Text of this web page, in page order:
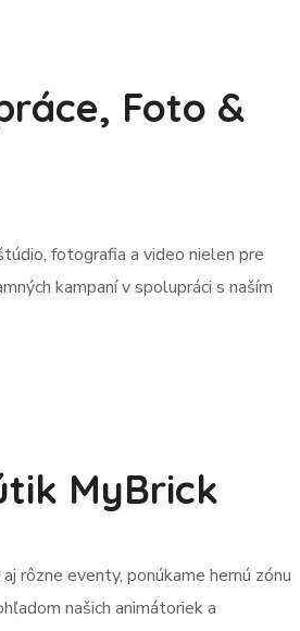
Foto &
fotografia a video nielen pre
kampaní v spolupráci s naším
MyBrick
rôzne eventy, ponúkame hernú zónu
našich animátoriek a